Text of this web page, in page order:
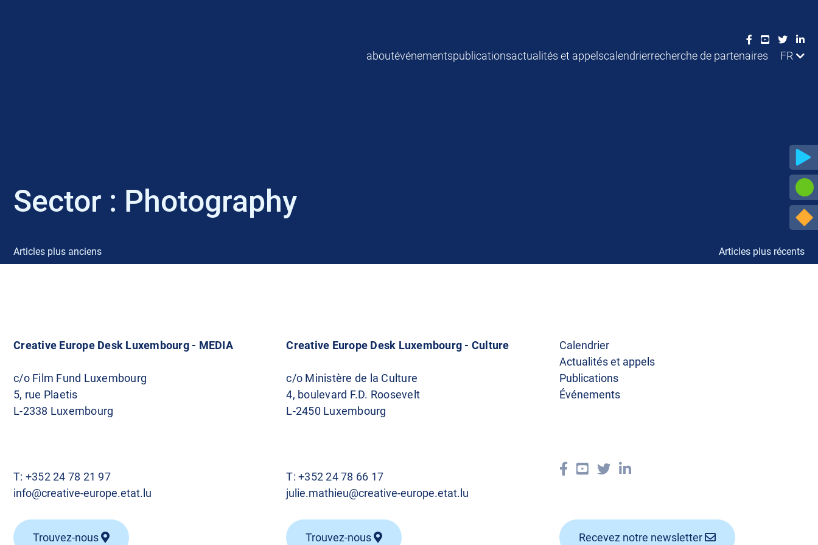
aboutévénementspublicationsactualités et appelscalendrierrecherche de partenaires FR
Sector : Photography
N
i
g
a
o
n
Articles plus anciens Articles plus récents
Creative Europe Desk Luxembourg - MEDIA
c/o Film Fund Luxembourg
5, rue Plaetis
L-2338 Luxembourg
T: +352 24 78 21 97
info@creative-europe.etat.lu
Trouvez-nous
Creative Europe Desk Luxembourg - Culture
c/o Ministère de la Culture
4, boulevard F.D. Roosevelt
L-2450 Luxembourg
T:+352 24 78 66 17
julie.mathieu@creative-europe.etat.lu
Trouvez-nous
Calendrier
Actualités et appels
Publications
Événements
Recevez notre newsletter